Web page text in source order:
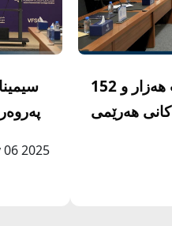
ساڵی رابردوو حه‌وت هه‌زار و 152
هه‌رێمی
06 2025